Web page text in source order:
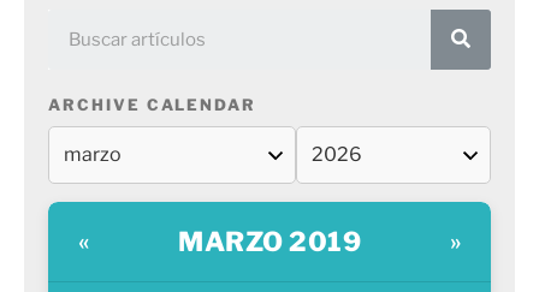
ARCHIVE CALENDAR
« MARZO 2019 »